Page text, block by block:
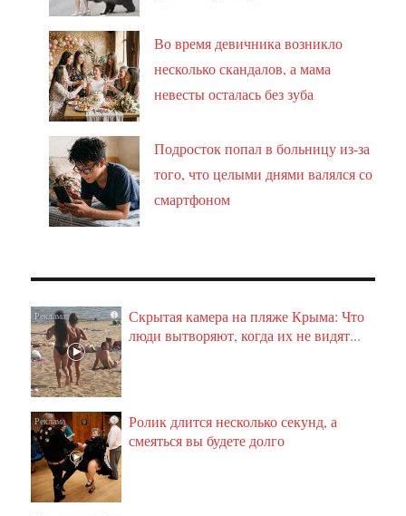
Во время девичника возникло
несколько скандалов, а мама
невесты осталась без зуба
Подросток попал в больницу из-за
того, что целыми днями валялся со
смартфоном
i
Скрытая камера на пляже Крыма: Что
люди вытворяют, когда их не видят...
i
Ролик длится несколько секунд, а
смеяться вы будете долго